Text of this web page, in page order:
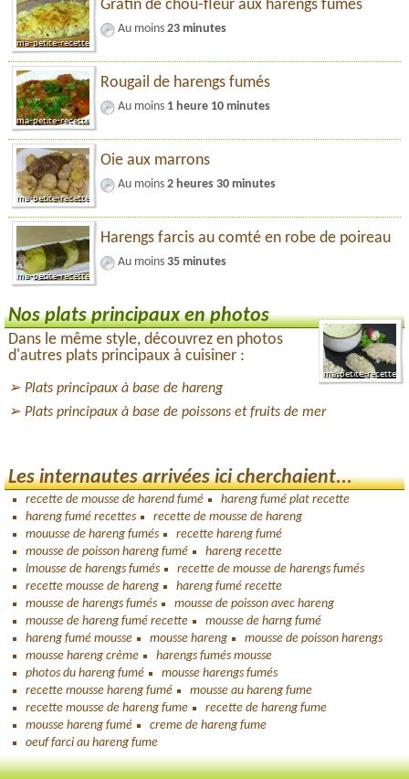
Gratin de chou-fleur aux harengs fumés
Au moins 23 minutes
Rougail de harengs fumés
Au moins 1 heure 10 minutes
Oie aux marrons
Au moins 2 heures 30 minutes
Harengs farcis au comté en robe de poireau
Au moins 35 minutes
Nos plats principaux en photos
Dans le même style, découvrez en photos
d'autres plats principaux à cuisiner :
Plats principaux à base de hareng
Plats principaux à base de poissons et fruits de mer
Les internautes arrivées ici cherchaient...
recette de mousse de harend fumé
hareng fumé plat recette
hareng fumé recettes
recette de mousse de hareng
mouusse de hareng fumés
recette hareng fumé
mousse de poisson hareng fumé
hareng recette
lmousse de harengs fumés
recette de mousse de harengs fumés
recette mousse de hareng
hareng fumé recette
mousse de harengs fumés
mousse de poisson avec hareng
mousse de hareng fumé recette
mousse de harng fumé
hareng fumé mousse
mousse hareng
mousse de poisson harengs
mousse hareng crème
harengs fumés mousse
photos du hareng fumé
mousse harengs fumés
recette mousse hareng fumé
mousse au hareng fume
recette mousse de hareng fume
recette de hareng fume
mousse hareng fumé
creme de hareng fume
oeuf farci au hareng fume